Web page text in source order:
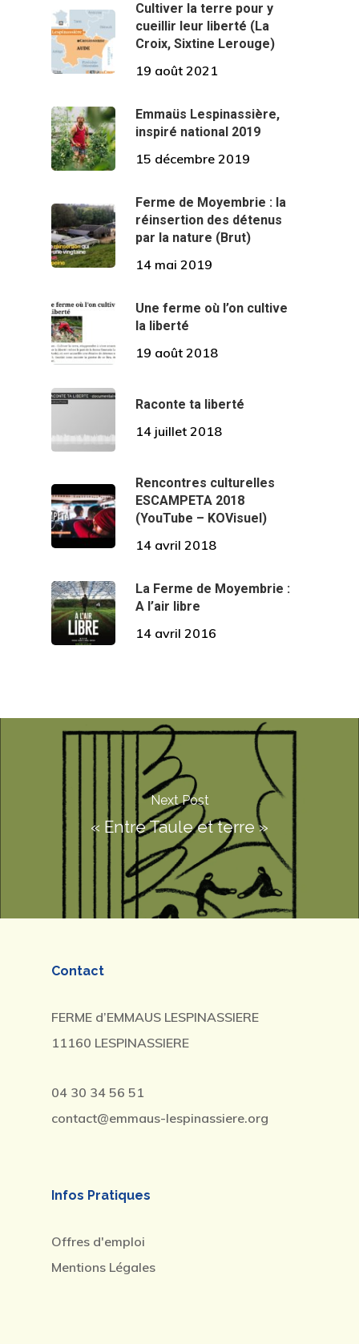
Cultiver la terre pour y
cueillir leur liberté (La
Croix, Sixtine Lerouge)
19 août 2021
Emmaüs Lespinassière,
inspiré national 2019
15 décembre 2019
Ferme de Moyembrie : la
réinsertion des détenus
par la nature (Brut)
14 mai 2019
Une ferme où l’on cultive
la liberté
19 août 2018
Raconte ta liberté
14 juillet 2018
Rencontres culturelles
ESCAMPETA 2018
(YouTube – KOVisuel)
14 avril 2018
La Ferme de Moyembrie :
A l’air libre
14 avril 2016
Next Post
« Entre Taule et terre »
Contact
FERME d’EMMAUS LESPINASSIERE
11160 LESPINASSIERE
04 30 34 56 51
contact@emmaus-lespinassiere.org
Infos Pratiques
Offres d'emploi
Mentions Légales
Un Projet De Territoire
Devenir Salarié En
Un Peu D’histoire
Les Fermes Emmaüs
On Parle De
Partenaires
Contact